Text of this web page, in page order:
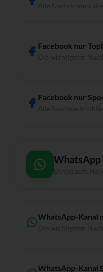
Facebook nur
Facebook nur
WhatsApp
WhatsApp-Kanal
WhatsApp-Kanal